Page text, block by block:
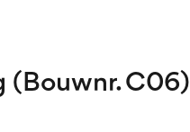
(Bouwnr. C06)